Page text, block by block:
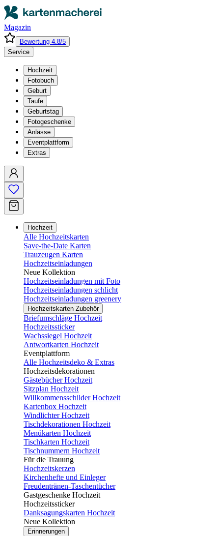
Magazin
Bewertung 4.8/5
Service
Hochzeit
Fotobuch
Geburt
Taufe
Geburtstag
Fotogeschenke
Anlässe
Eventplattform
Extras
Hochzeit
Alle Hochzeitskarten
Save-the-Date Karten
Trauzeugen Karten
Hochzeitseinladungen
Neue Kollektion
Hochzeitseinladungen mit Foto
Hochzeitseinladungen schlicht
Hochzeitseinladungen greenery
Hochzeitskarten Zubehör
Briefumschläge Hochzeit
Hochzeitssticker
Wachssiegel Hochzeit
Antwortkarten Hochzeit
Eventplattform
Alle Hochzeitsdeko & Extras
Hochzeitsdekorationen
Gästebücher Hochzeit
Sitzplan Hochzeit
Willkommensschilder Hochzeit
Kartenbox Hochzeit
Windlichter Hochzeit
Tischdekorationen Hochzeit
Menükarten Hochzeit
Tischkarten Hochzeit
Tischnummern Hochzeit
Für die Trauung
Hochzeitskerzen
Kirchenhefte und Einleger
Freudentränen-Taschentücher
Gastgeschenke Hochzeit
Hochzeitssticker
Danksagungskarten Hochzeit
Neue Kollektion
Erinnerungen